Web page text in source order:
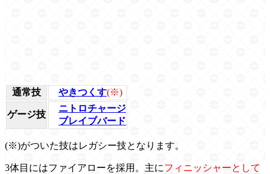
通常技 やきつくす(※)
ゲージ技
ニトロチャージ
ブレイブバード
(※)がついた技はレガシー技となります。
3体目にはファイアローを採用。主にフィニッシャーとして